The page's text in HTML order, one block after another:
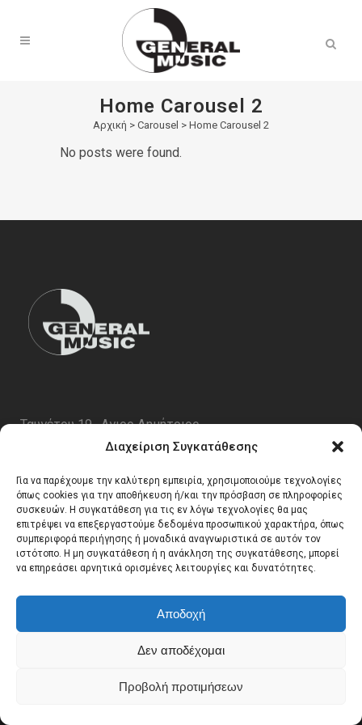
Διαχείριση Συγκατάθεσης
Για να παρέχουμε την καλύτερη εμπειρία, χρησιμοποιούμε τεχνολογίες
όπως cookies για την αποθήκευση ή/και την πρόσβαση σε πληροφορίες
συσκευών. Η συγκατάθεση για τις εν λόγω τεχνολογίες θα μας
επιτρέψει να επεξεργαστούμε δεδομένα προσωπικού χαρακτήρα, όπως
συμπεριφορά περιήγησης ή μοναδικά αναγνωριστικά σε αυτόν τον
ιστότοπο. Η μη συγκατάθεση ή η ανάκληση της συγκατάθεσης, μπορεί
να επηρεάσει αρνητικά ορισμένες λειτουργίες και δυνατότητες.
Αποδοχή
Δεν αποδέχομαι
Προβολή προτιμήσεων
Home Carousel 2
Αρχική > Carousel > Home Carousel 2
No posts were found.
Ταυγέτου 19 , Αγιος Δημήτριος
email:info@generalmusic.gr
Ωρες Λειτουργίας:
Δευτέρα – Παρασκευή 10:00 – 17:00